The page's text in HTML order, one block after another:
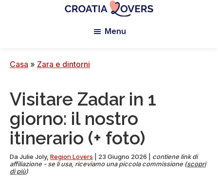
sens
-
blog
de
et
Menu
Casa » Zara e dintorni
Visitare Zadar in 1
giorno: il nostro
itinerario (+ foto)
Da Julie Joly, Region Lovers 23 Giugno 2026
contiene link di
affiliazione - se li usa, riceviamo una piccola commissione (scopri
di più)